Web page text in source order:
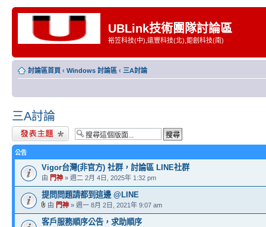
UBLink技術團隊討論區
裕笠科技(中),遠豐科技(北),鉅創科技(南)
討論區首頁 ‹ Windows 討論區 ‹ 三A討論
三A討論
發表新主題
公告
Vigor台灣(非官方) 社群，討論區 LINE社群
由 門神 » 週二 2月 4日, 2025年 1:32 pm
提問問題請都到這邊 @LINE
由 門神 » 週一 8月 2日, 2021年 9:07 am
客戶服務順序公告，求助順序